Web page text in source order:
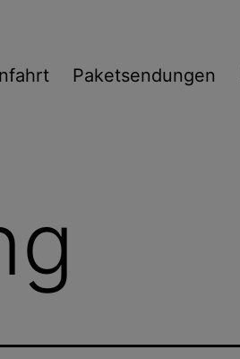
Paketsendungen